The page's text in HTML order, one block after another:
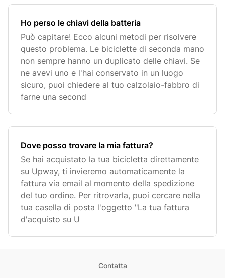
Ho perso le chiavi della batteria
Può capitare! Ecco alcuni metodi per risolvere
questo problema. Le biciclette di seconda mano
non sempre hanno un duplicato delle chiavi. Se
ne avevi uno e l'hai conservato in un luogo
sicuro, puoi chiedere al tuo calzolaio-fabbro di
farne una second
Dove posso trovare la mia fattura?
Se hai acquistato la tua bicicletta direttamente
su Upway, ti invieremo automaticamente la
fattura via email al momento della spedizione
del tuo ordine. Per ritrovarla, puoi cercare nella
tua casella di posta l'oggetto "La tua fattura
d'acquisto su U
Contatta